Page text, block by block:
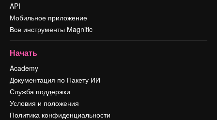
API
Мобильное приложение
Все инструменты Magnific
Начать
Academy
Документация по Пакету ИИ
Служба поддержки
Условия и положения
Политика конфиденциальности